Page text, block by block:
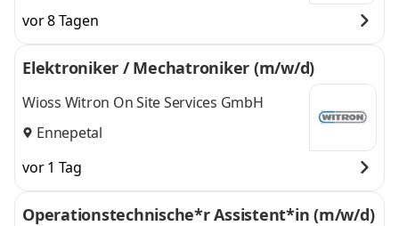
vor 8 Tagen
Elektroniker / Mechatroniker (m/w/d)
Wioss Witron On Site Services GmbH
Ennepetal
vor 1 Tag
Operationstechnische*r Assistent*in (m/w/d)